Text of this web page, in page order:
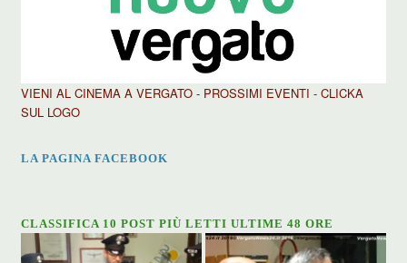
VIENI AL CINEMA A VERGATO - PROSSIMI EVENTI - CLICKA
SUL LOGO
LA PAGINA FACEBOOK
CLASSIFICA 10 POST PIÙ LETTI ULTIME 48 ORE